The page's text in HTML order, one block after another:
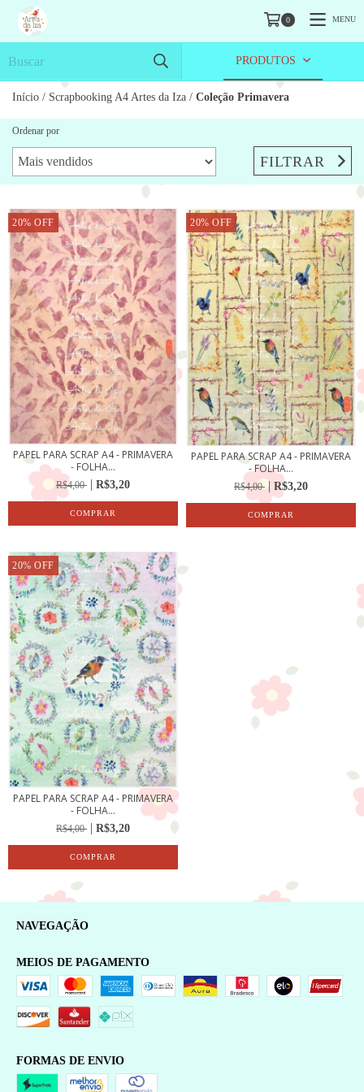
0 MENU
PRODUTOS
Início / Scrapbooking A4 Artes da Iza / Coleção Primavera
Ordenar por
FILTRAR
20% OFF
PAPEL PARA SCRAP A4 - PRIMAVERA
- FOLHA...
R$4,00 R$3,20
20% OFF
PAPEL PARA SCRAP A4 - PRIMAVERA
- FOLHA...
R$4,00 R$3,20
20% OFF
PAPEL PARA SCRAP A4 - PRIMAVERA
- FOLHA...
R$4,00 R$3,20
NAVEGAÇÃO
MEIOS DE PAGAMENTO
FORMAS DE ENVIO